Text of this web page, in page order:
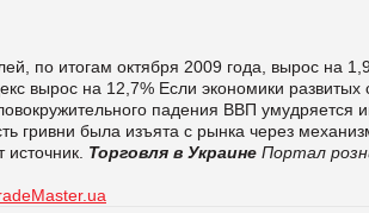
по итогам октября 2009 года, вырос на
вырос на 12,7% Если экономики
падения ВВП
гривни была изъята с рынка через
Торговля в Украине Портал